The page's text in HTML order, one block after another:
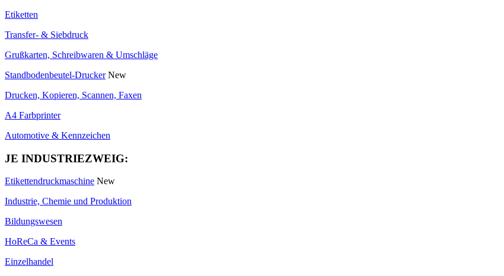
Etiketten
Transfer- & Siebdruck
Grußkarten, Schreibwaren & Umschläge
Standbodenbeutel-Drucker New
Drucken, Kopieren, Scannen, Faxen
A4 Farbprinter
Automotive & Kennzeichen
JE INDUSTRIEZWEIG:
Etikettendruckmaschine New
Industrie, Chemie und Produktion
Bildungswesen
HoReCa & Events
Einzelhandel